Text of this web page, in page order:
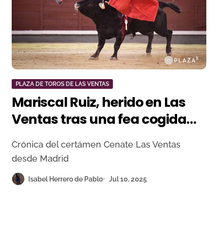
PLAZA DE TOROS DE LAS VENTAS
Mariscal Ruiz, herido en Las
Ventas tras una fea cogida
del quinto novillo de Los
Chospes
Crónica del certámen Cenate Las Ventas
desde Madrid
Isabel Herrero de Pablo Jul 10, 2025